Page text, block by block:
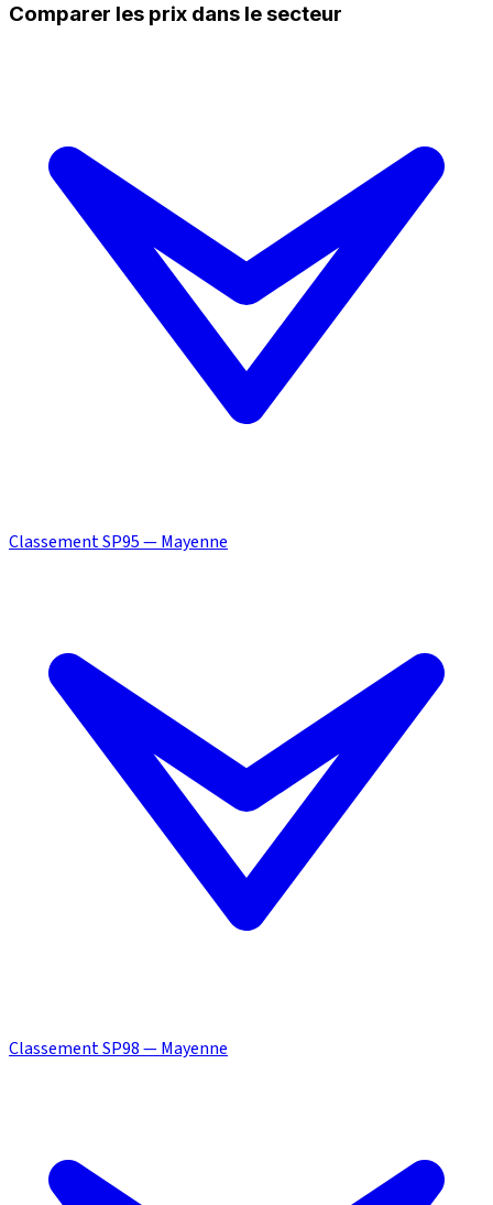
Comparer les prix dans le secteur
Classement SP95 — Mayenne
Classement SP98 — Mayenne